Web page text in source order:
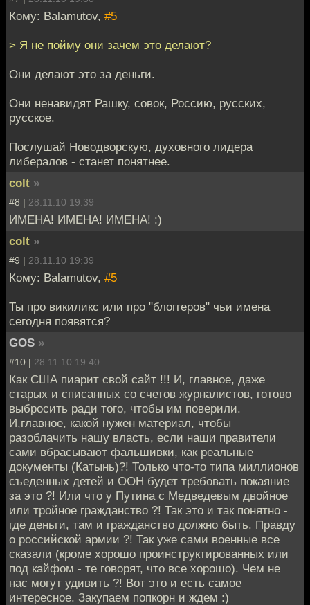
Кому: Balamutov, #5
> Я не пойму они зачем это делают?
Они делают это за деньги.
Они ненавидят Рашку, совок, Россию, русских,
русское.
Послушай Новодворскую, духовного лидера
либералов - станет понятнее.
colt »
#8 | 28.11.10 19:39
ИМЕНА! ИМЕНА! ИМЕНА! :)
colt »
#9 | 28.11.10 19:39
Кому: Balamutov, #5
Ты про викиликс или про "блоггеров" чьи имена
сегодня появятся?
GOS »
#10 | 28.11.10 19:40
Как США пиарит свой сайт !!! И, главное, даже
старых и списанных со счетов журналистов, готово
выбросить ради того, чтобы им поверили.
И,главное, какой нужен материал, чтобы
разоблачить нашу власть, если наши правители
сами вбрасывают фальшивки, как реальные
документы (Катынь)?! Только что-то типа миллионов
съеденных детей и ООН будет требовать покаяние
за это ?! Или что у Путина с Медведевым двойное
или тройное гражданство ?! Так это и так понятно -
где деньги, там и гражданство должно быть. Правду
о российской армии ?! Так уже сами военные все
сказали (кроме хорошо проинструктированных или
под кайфом - те говорят, что все хорошо). Чем не
нас могут удивить ?! Вот это и есть самое
интересное. Закупаем попкорн и ждем :)